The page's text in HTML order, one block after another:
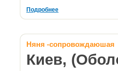
Подробнее
Няня -сопровождаюшая
Киев,